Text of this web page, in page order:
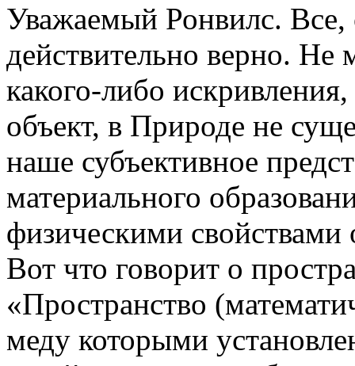
Уважаемый Ронвилс.
действительно верно. Не
какого-либо
объект, в Природе не
наше субъективное
материального
физическими свойствами
Вот что говорит о
«Пространство
меду которыми